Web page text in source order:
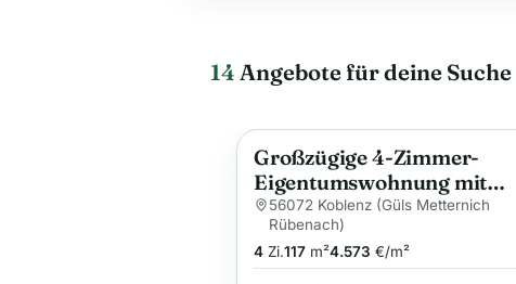
14 Angebote für deine Suche
Neu Anzeige
Großzügige 4-Zimmer-
Eigentumswohnung mit
gehobener Ausstattung &
Tiefgarage
56072 Koblenz (Güls Metternich
Rübenach)
4 Zi.117 m²4.573 €/m²